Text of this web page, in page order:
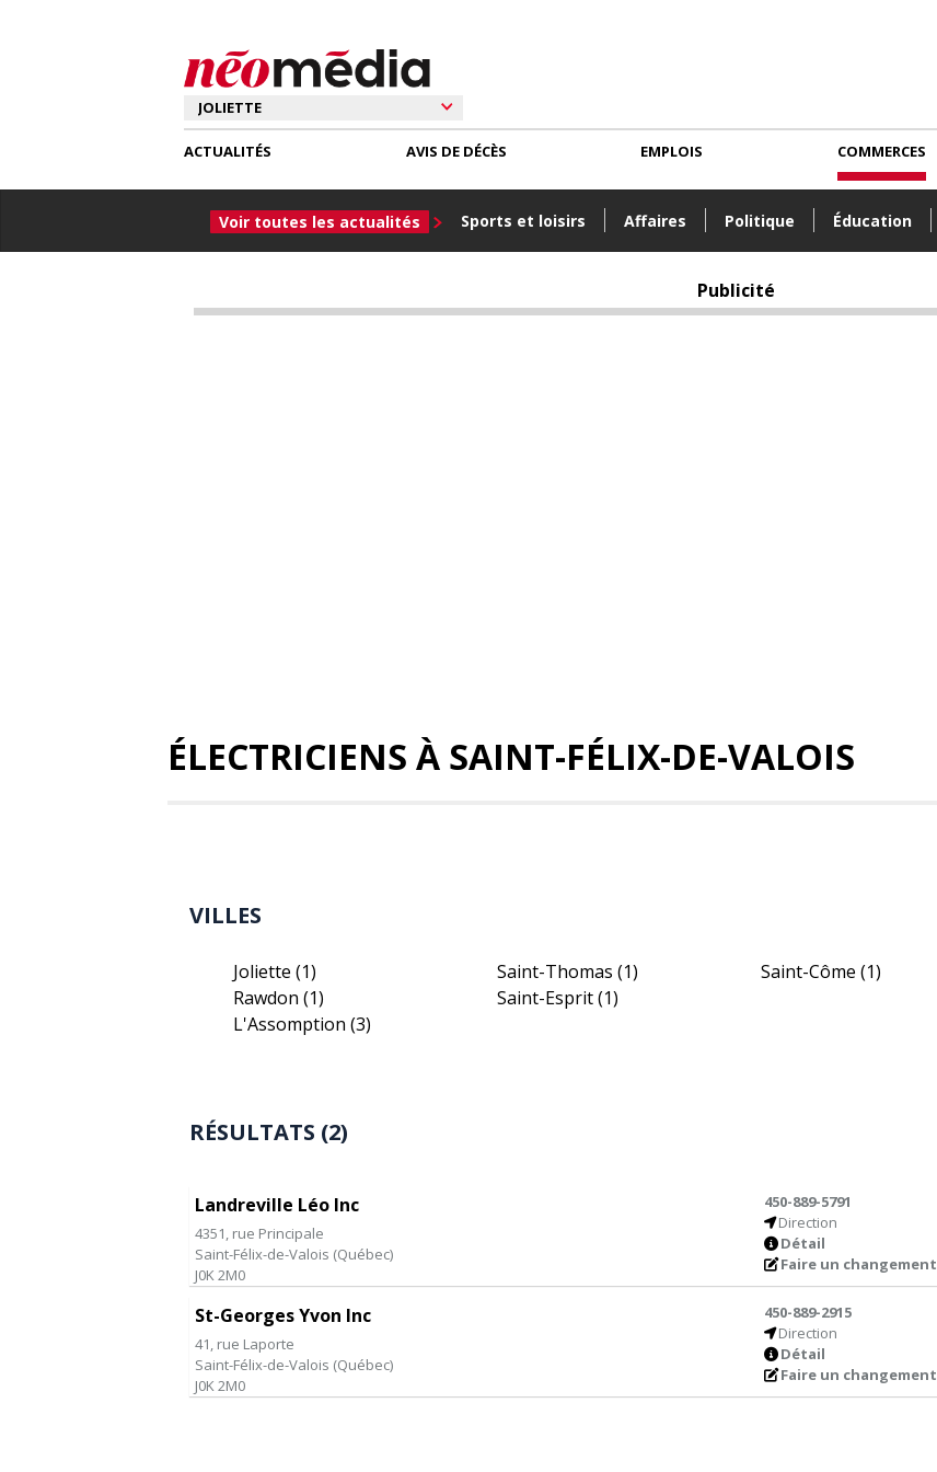
ACTUALITÉS
Voir toutes les actualités Sports et loisirs Affaires Politique Éducation
AVIS DE DÉCÈS EMPLOIS COMMERCES
Publicité
ÉLECTRICIENS À SAINT-FÉLIX-DE-VALOIS
VILLES
Joliette (1)
Rawdon (1)
L'Assomption (3)
Saint-Thomas (1)
Saint-Esprit(1)
Saint-Côme (1)
RÉSULTATS (2)
Landreville Léo Inc
4351, rue Principale
Saint-Félix-de-Valois (Québec)
J0K 2M0
450-889-5791
Direction
Détail
Faire un changement
St-Georges Yvon Inc
41, rue Laporte
Saint-Félix-de-Valois (Québec)
J0K 2M0
450-889-2915
Direction
Détail
Faire un changement